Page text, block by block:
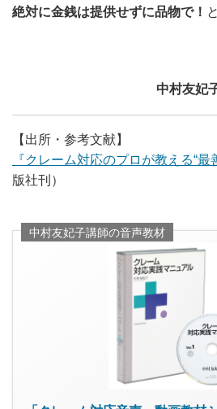
絶対に金銭は提供せずに品物で！
中
【出所・参考文献】
『クレーム対応のプロが教える“最
版社刊）
中村友妃子講師の音声教材